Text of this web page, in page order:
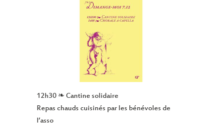
12h30 ❧ Cantine solidaire
Repas chauds cuisinés par les bénévoles de
l’asso